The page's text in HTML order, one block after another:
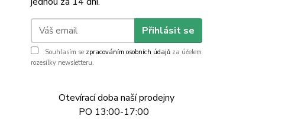
Přihlásit se
Souhlasím se zpracováním osobních údajů za účelem
rozesílky newsletteru.
Otevírací doba naší prodejny
PO 13:00-17:00